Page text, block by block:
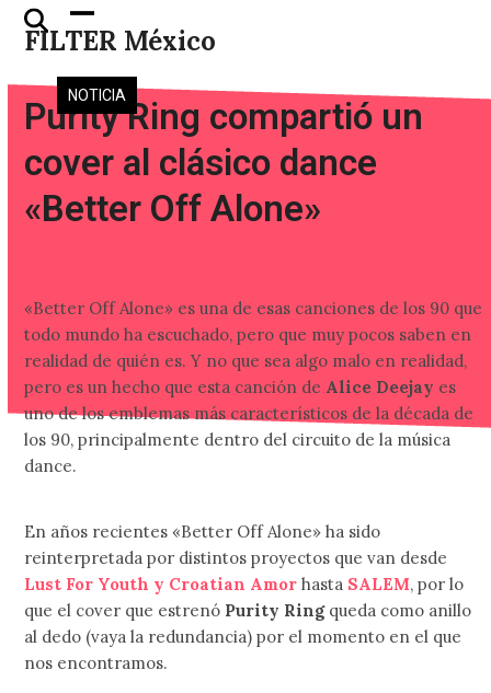
Skip
FILTER México
Open
mobile
menu
Close
mobile
menu
NOTICIA
Purity Ring compartió un
cover al clásico dance
«Better Off Alone»
«Better Off Alone» es una de esas canciones de los 90 que
todo mundo ha escuchado, pero que muy pocos saben en
realidad de quién es. Y no que sea algo malo en realidad,
pero es un hecho que esta canción de Alice Deejay es
uno de los emblemas más característicos de la década de
los 90, principalmente dentro del circuito de la música
dance.
En años recientes «Better Off Alone» ha sido
reinterpretada por distintos proyectos que van desde
Lust For Youth y Croatian Amor hasta SALEM, por lo
que el cover que estrenó Purity Ring queda como anillo
al dedo (vaya la redundancia) por el momento en el que
nos encontramos.